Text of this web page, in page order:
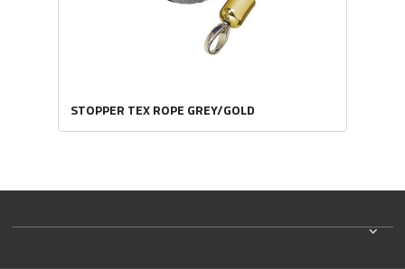
STOPPER TEX ROPE GREY/GOLD